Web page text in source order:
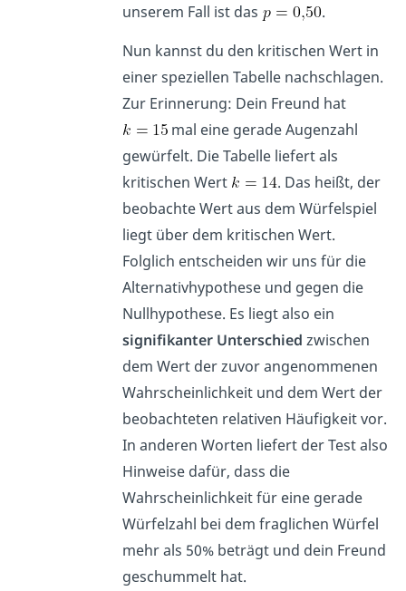
unserem Fall ist das
.
Nun kannst du den kritischen Wert in
einer speziellen Tabelle nachschlagen.
Zur Erinnerung: Dein Freund hat
mal eine gerade Augenzahl
gewürfelt. Die Tabelle liefert als
kritischen Wert
. Das heißt, der
beobachte Wert aus dem Würfelspiel
liegt über dem kritischen Wert.
Folglich entscheiden wir uns für die
Alternativhypothese und gegen die
Nullhypothese. Es liegt also ein
signifikanter Unterschied zwischen
dem Wert der zuvor angenommenen
Wahrscheinlichkeit und dem Wert der
beobachteten relativen Häufigkeit vor.
In anderen Worten liefert der Test also
Hinweise dafür, dass die
Wahrscheinlichkeit für eine gerade
Würfelzahl bei dem fraglichen Würfel
mehr als 50% beträgt und dein Freund
geschummelt hat.